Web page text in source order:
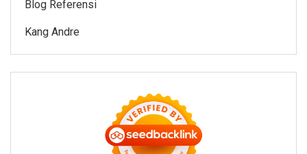
Blog Referensi
Kang Andre